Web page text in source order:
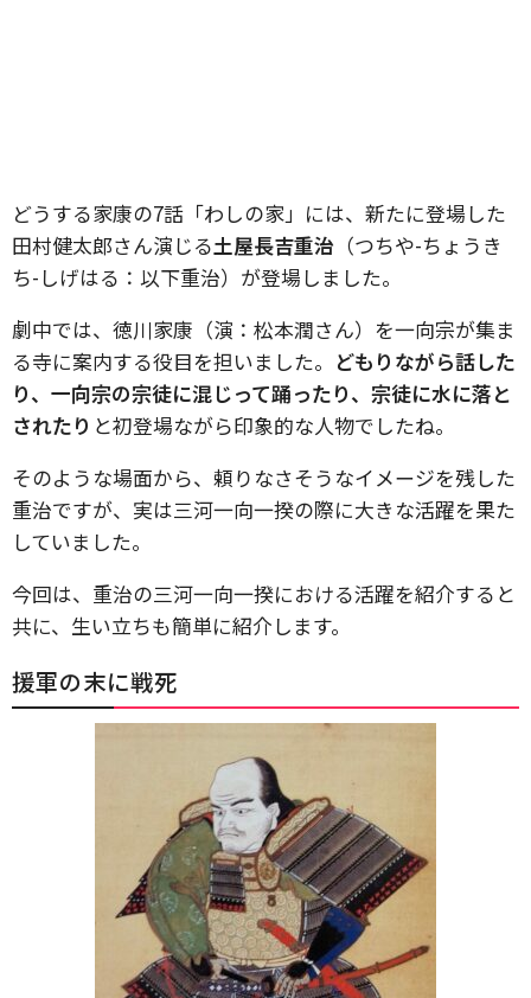
どうする家康の7話「わしの家」には、新たに登場した
田村健太郎さん演じる土屋長吉重治 （つちや-ちょうき
ち-しげはる：以下重治）が登場しました。
劇中では、徳川家康（演：松本潤さん）を一向宗が集ま
る寺に案内する役目を担いました。 どもりながら話した
り、一向宗の宗徒に混じって踊ったり、宗徒に水に落と
されたり と初登場ながら印象的な人物でしたね。
そのような場面から、頼りなさそうなイメージを残した
重治ですが、実は三河一向一揆の際に大きな活躍を果た
していました。
今回は、重治の三河一向一揆における活躍を紹介すると
共に、生い立ちも簡単に紹介します。
援軍の末に戦死